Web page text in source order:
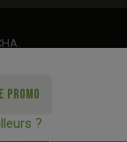
PROMO
?